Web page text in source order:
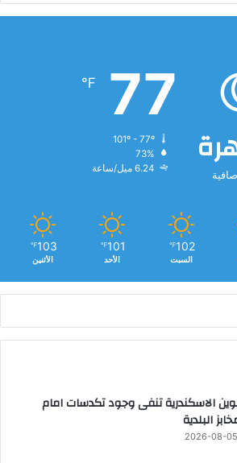
77
℉
73%
6.24 ميل/ساعة
102
℉
السبت
101
℉
الأحد
103
℉
الأثنين
الاسكندرية تنفى وجود تكدسات امام
البلدية
2026-08-05